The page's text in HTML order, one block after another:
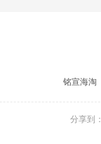
铭宣海淘
分享到：